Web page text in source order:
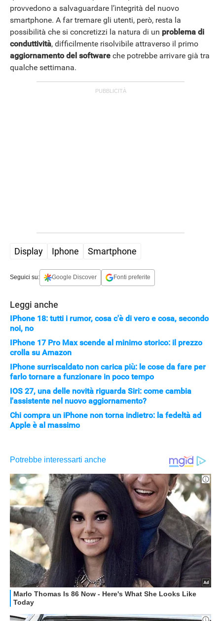
APPLE
provvedono a salvaguardare l’integrità del nuovo
smartphone. A far tremare gli utenti, però, resta la
possibilità che si concretizzi la natura di un problema di
conduttività, difficilmente risolvibile attraverso il primo
aggiornamento del software che potrebbe arrivare già tra
qualche settimana.
Display Iphone Smartphone
Seguici su: Google Discover Fonti preferite
Leggi anche
IPhone 18: tutti i rumor, cosa c'è di vero e cosa, secondo
noi, no
IPhone 17 Pro Max scende al minimo storico: il prezzo
crolla su Amazon
IPhone surriscaldato non carica più: le cose da fare per
farlo tornare a funzionare in poco tempo
IOS 27, una delle novità riguarda Siri: come cambia
l'assistente nel nuovo aggiornamento?
Chi compra un iPhone non torna indietro: la fedeltà ad
Apple è al massimo